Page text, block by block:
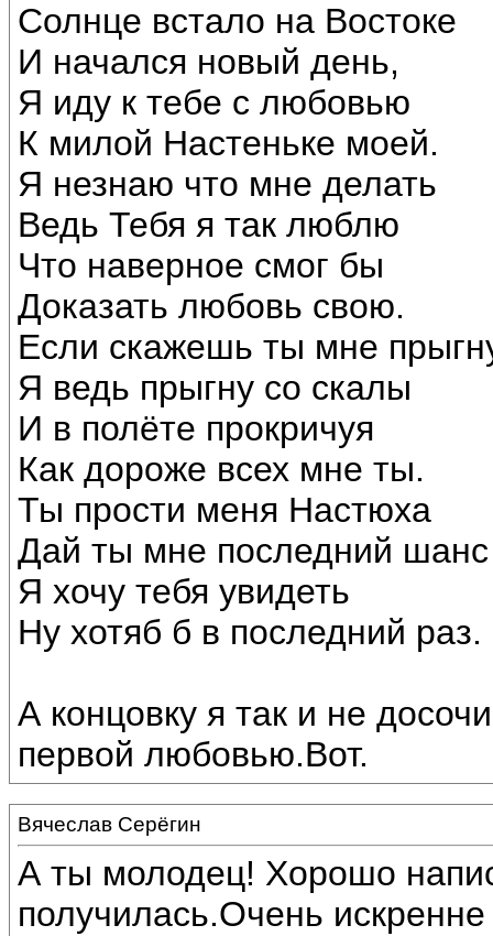
Солнце встало на Востоке
И начался новый день,
Я иду к тебе с любовью
К милой Настеньке моей.
Я незнаю что мне делать
Ведь Тебя я так люблю
Что наверное смог бы
Доказать любовь свою.
Если скажешь ты мне
Я ведь прыгну со скалы
И в полёте прокричуя
Как дороже всех мне ты.
Ты прости меня Настюха
Дай ты мне последний шанс
Я хочу тебя увидеть
Ну хотяб б в последний раз.
А концовку я так и не
первой любовью.Вот.
Вячеслав Серёгин
А ты молодец! Хорошо
получилась.Очень